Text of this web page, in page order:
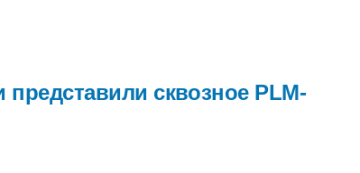
сквозное PLM-